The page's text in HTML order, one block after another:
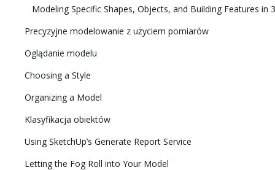
Modeling Specific Shapes, Objects, and Building Features in
Precyzyjne modelowanie z użyciem pomiarów
Oglądanie modelu
Choosing a Style
Organizing a Model
Klasyfikacja obiektów
Using SketchUp’s Generate Report Service
Letting the Fog Roll into Your Model